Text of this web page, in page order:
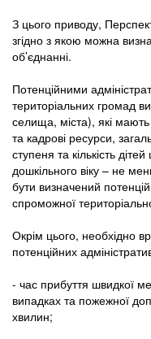
З цього приводу,
згідно з якою можна
об’єднанні.
Потенційними
територіальних громад
селища, міста), які мають
та кадрові ресурси,
ступеня та кількість
дошкільного віку – не
бути визначений
спроможної
Окрім цього, необхідно
потенційних
- час прибуття швидкої
випадках та пожежної
хвилин;